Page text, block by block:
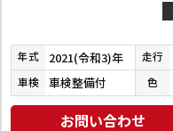
年式 2021(令和3)年 走行
車検 車検整備付 色
お問い合わせ